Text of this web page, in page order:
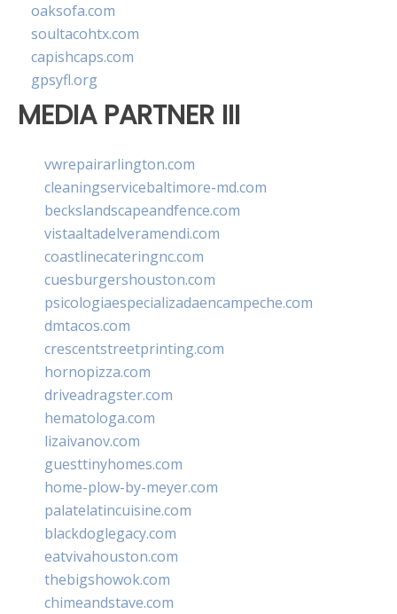
oaksofa.com
soultacohtx.com
capishcaps.com
gpsyfl.org
MEDIA PARTNER III
vwrepairarlington.com
cleaningservicebaltimore-md.com
beckslandscapeandfence.com
vistaaltadelveramendi.com
coastlinecateringnc.com
cuesburgershouston.com
psicologiaespecializadaencampeche.com
dmtacos.com
crescentstreetprinting.com
hornopizza.com
driveadragster.com
hematologa.com
lizaivanov.com
guesttinyhomes.com
home-plow-by-meyer.com
palatelatincuisine.com
blackdoglegacy.com
eatvivahouston.com
thebigshowok.com
chimeandstave.com